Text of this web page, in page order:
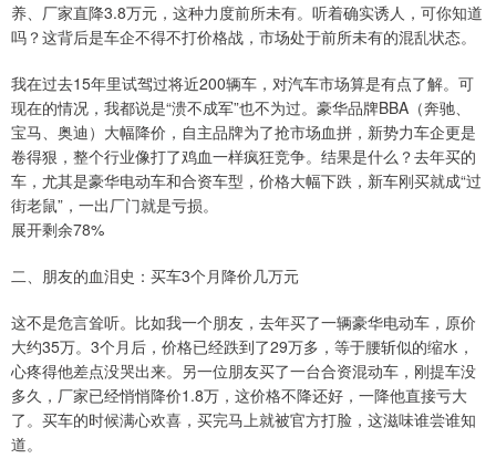
养、厂家直降3.8万元，这种力度前所未有。听着确实诱人，可你知道
吗？这背后是车企不得不打价格战，市场处于前所未有的混乱状态。
我在过去15年里试驾过将近200辆车，对汽车市场算是有点了解。可
现在的情况，我都说是“溃不成军”也不为过。豪华品牌BBA（奔驰、
宝马、奥迪）大幅降价，自主品牌为了抢市场血拼，新势力车企更是
卷得狠，整个行业像打了鸡血一样疯狂竞争。结果是什么？去年买的
车，尤其是豪华电动车和合资车型，价格大幅下跌，新车刚买就成“过
街老鼠”，一出厂门就是亏损。
展开剩余78%
二、朋友的血泪史：买车3个月降价几万元
这不是危言耸听。比如我一个朋友，去年买了一辆豪华电动车，原价
大约35万。3个月后，价格已经跌到了29万多，等于腰斩似的缩水，
心疼得他差点没哭出来。另一位朋友买了一台合资混动车，刚提车没
多久，厂家已经悄悄降价1.8万，这价格不降还好，一降他直接亏大
了。买车的时候满心欢喜，买完马上就被官方打脸，这滋味谁尝谁知
道。